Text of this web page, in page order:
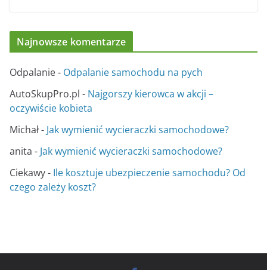
Najnowsze komentarze
Odpalanie- Odpalanie samochodu na pych
AutoSkupPro.pl - Najgorszy kierowca w akcji –
oczywiście kobieta
Michał- Jak wymienić wycieraczki samochodowe?
anita - Jak wymienić wycieraczki samochodowe?
Ciekawy- Ile kosztuje ubezpieczenie samochodu? Od
czego zależy koszt?